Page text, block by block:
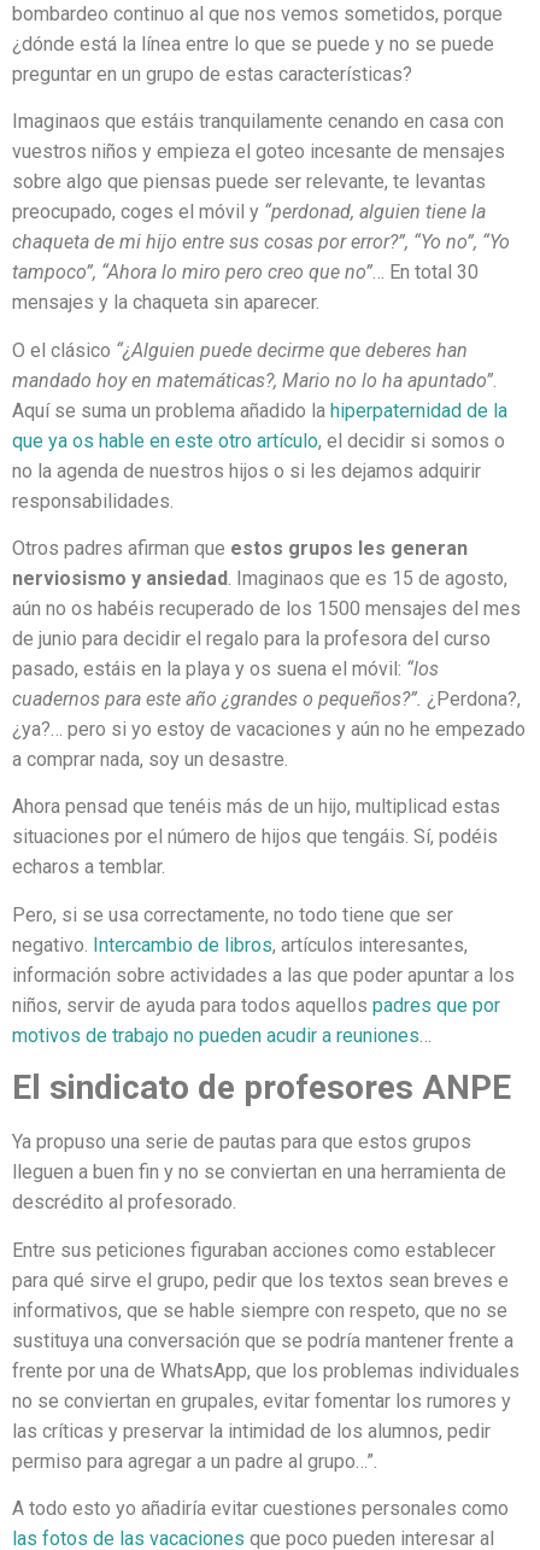
bombardeo continuo al que nos vemos sometidos, porque
¿dónde está la línea entre lo que se puede y no se puede
preguntar en un grupo de estas características?
Imaginaos que estáis tranquilamente cenando en casa con
vuestros niños y empieza el goteo incesante de mensajes
sobre algo que piensas puede ser relevante, te levantas
preocupado, coges el móvil y “perdonad, alguien tiene la
chaqueta de mi hijo entre sus cosas por error?”, “Yo no”, “Yo
tampoco”, “Ahora lo miro pero creo que no”… En total 30
mensajes y la chaqueta sin aparecer.
O el clásico “¿Alguien puede decirme que deberes han
mandado hoy en matemáticas?, Mario no lo ha apuntado”
Aquí se suma un problema añadido la hiperpaternidad de la
que ya os hable en este otro artículo, el decidir si somos o
no la agenda de nuestros hijos o si les dejamos adquirir
responsabilidades.
Otros padres afirman que estos grupos les generan
nerviosismo y ansiedad. Imaginaos que es 15 de agosto,
aún no os habéis recuperado de los 1500 mensajes del mes
de junio para decidir el regalo para la profesora del curso
pasado, estáis en la playa y os suena el móvil: “los
cuadernos para este año ¿grandes o pequeños?”. ¿Perdona?,
¿ya?… pero si yo estoy de vacaciones y aún no he empezado
a comprar nada, soy un desastre.
Ahora pensad que tenéis más de un hijo, multiplicad estas
situaciones por el número de hijos que tengáis. Sí, podéis
echaros a temblar.
Pero, si se usa correctamente, no todo tiene que ser
negativo. Intercambio de libros, artículos interesantes,
información sobre actividades a las que poder apuntar a los
niños, servir de ayuda para todos aquellos padres que por
motivos de trabajo no pueden acudir a reuniones…
El sindicato de profesores ANPE
Ya propuso una serie de pautas para que estos grupos
lleguen a buen fin y no se conviertan en una herramienta de
descrédito al profesorado.
Entre sus peticiones figuraban acciones como establecer
para qué sirve el grupo, pedir que los textos sean breves e
informativos, que se hable siempre con respeto, que no se
sustituya una conversación que se podría mantener frente a
frente por una de WhatsApp, que los problemas individuales
no se conviertan en grupales, evitar fomentar los rumores y
las críticas y preservar la intimidad de los alumnos, pedir
permiso para agregar a un padre al grupo…”.
A todo esto yo añadiría evitar cuestiones personales como
las fotos de las vacaciones que poco pueden interesar al